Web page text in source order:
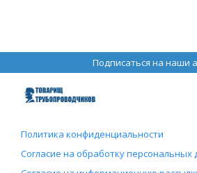
Подписаться на наши
Политика конфиденциальности
Согласие на обработку персональных